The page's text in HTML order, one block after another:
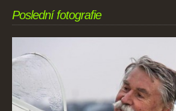
Poslední fotografie